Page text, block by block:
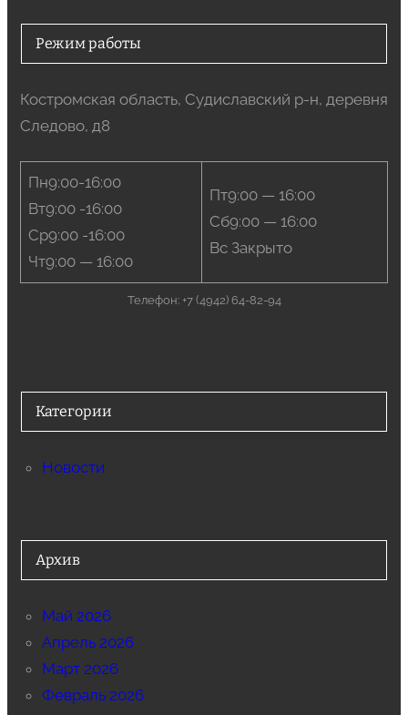
Режим работы
Костромская область, Судиславский р-н, деревня
Следово, д8
Пн9:00-16:00
Вт9:00 -16:00
Ср9:00 -16:00
Чт9:00 — 16:00
Пт9:00 — 16:00
Сб9:00 — 16:00
Вс Закрыто
Телефон: +7 (4942) 64-82-94
Категории
Новости
Архив
Май 2026
Апрель 2026
Март 2026
Февраль 2026